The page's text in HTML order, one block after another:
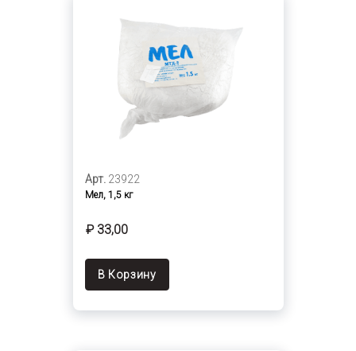
Арт. 23922
Мел, 1,5 кг
₽ 33,00
В Корзину